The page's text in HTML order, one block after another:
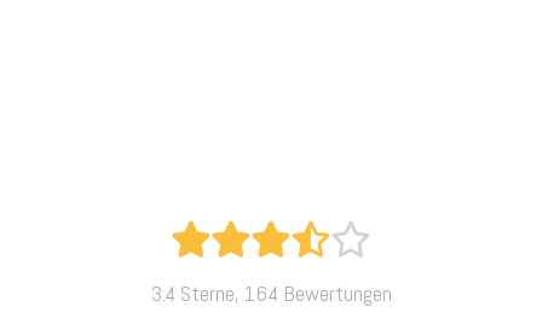
3.4 Sterne, 164 Bewertungen